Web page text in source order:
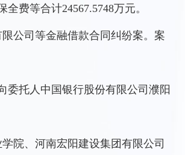
费等合计24567.5748万元。
公司等金融借款合同纠纷案。案
委托人中国银行股份有限公司濮阳
院、河南宏阳建设集团有限公司